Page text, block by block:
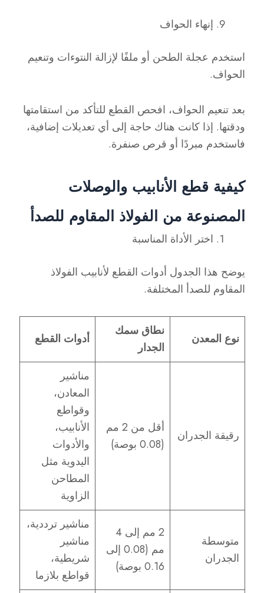
إنهاء الحواف
استخدم عجلة الطحن أو ملفًا لإزالة النتوءات وتنعيم
الحواف.
بعد تنعيم الحواف، افحص القطع للتأكد من استقامتها
ودقتها. إذا كانت هناك حاجة إلى أي تعديلات إضافية،
فاستخدم مبردًا أو قرص صنفرة.
كيفية قطع الأنابيب والوصلات
المصنوعة من الفولاذ المقاوم للصدأ
اختر الأداة المناسبة
يوضح هذا الجدول أدوات القطع لأنابيب الفولاذ
المقاوم للصدأ المختلفة.
نوع المعدن
نطاق سمك
الجدار
أدوات القطع
رقيقة الجدران
أقل من 2 مم
(0.08 بوصة)
مناشير
المعادن،
وقواطع
الأنابيب،
والأدوات
اليدوية مثل
المطاحن
الزاوية
متوسطة
الجدران
2 مم إلى 4
مم (0.08 إلى
0.16 بوصة)
مناشير ترددية،
مناشير
شريطية،
قواطع بلازما